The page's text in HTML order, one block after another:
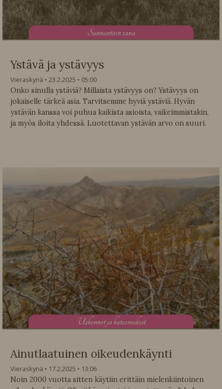
Sunnuntain sana
Ystävä ja ystävyys
Vieraskynä 23.2.2025
05:00
Onko sinulla ystäviä? Millaista ystävyys on? Ystävyys on
jokaiselle tärkeä asia. Tarvitsemme hyviä ystäviä. Hyvän
ystävän kanssa voi puhua kaikista asioista, vaikeimmistakin,
ja myös iloita yhdessä. Luotettavan ystävän arvo on suuri.
Uskonnot ja katsomukset
Ainutlaatuinen oikeudenkäynti
Vieraskynä 17.2.2025
13:06
Noin 2000 vuotta sitten käytiin erittäin mielenkiintoinen